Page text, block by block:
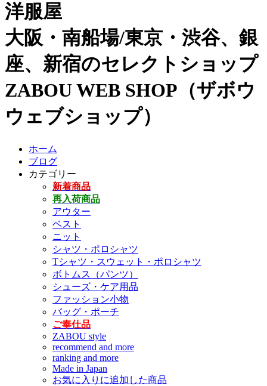
洋服屋
大阪・南船場/東京・渋谷、銀
座、新宿のセレクトショップ
ZABOU WEB SHOP（ザボウ
ウェブショップ）
ホーム
ブログ
カテゴリー
新着商品
再入荷商品
アウター
ベスト
ニット
シャツ・ポロシャツ
Tシャツ・スウェット・ポロシャツ
ボトムス（パンツ）
シューズ・ケア用品
ファッション小物
バッグ・ポーチ
ご奉仕品
ZABOU style
recommend and more
ranking and more
Made in Japan
お気に入りに追加した商品